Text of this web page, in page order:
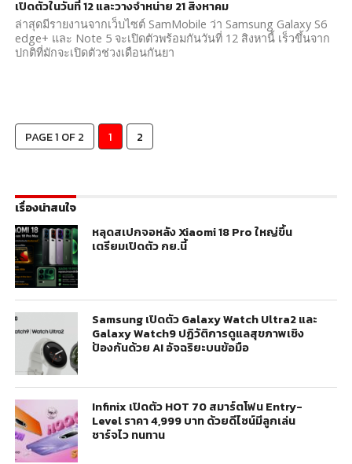
เปิดตัวในวันที่ 12 และวางจำหน่าย 21 สิงหาคม
ล่าสุดมีรายงานจากเว็บไซต์ SamMobile ว่า Samsung Galaxy S6
edge+ และ Note 5 จะเปิดตัวพร้อมกันวันที่ 12 สิงหานี้ เร็วขึ้นจาก
ปกติที่มักจะเปิดตัวช่วงเดือนกันยา
PAGE 1 OF 2 1 2
เรื่องน่าสนใจ
หลุดสเปกจอหลัง Xiaomi 18 Pro ใหญ่ขึ้น
เตรียมเปิดตัว กย.นี้
Samsung เปิดตัว Galaxy Watch Ultra2 และ
Galaxy Watch9 ปฏิวัติการดูแลสุขภาพเชิง
ป้องกันด้วย AI อัจฉริยะบนข้อมือ
Infinix เปิดตัว HOT 70 สมาร์ตโฟน Entry-
Level ราคา 4,999 บาท ด้วยดีไซน์มีลูกเล่น
ชาร์จไว ทนทาน